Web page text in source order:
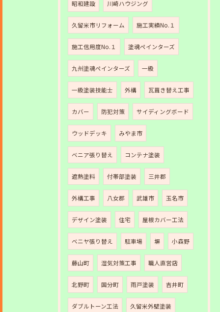
昭和建設 川崎ハウジング
久留米市リフォーム 施工実績No.１
施工信用度No.１ 塗魂ペインターズ
九州塗魂ペインターズ 一級
一級塗装技能士 外構 瓦葺き替え工事
カバー 防犯対策 サイディングボード
ウッドデッキ みやま市
ベニア張り替え コンテナ塗装
遮熱塗料 付帯部塗装 三井郡
外構工事 八女郡 武雄市 玉名市
デザイン塗装 住宅 屋根カバー工法
ベニヤ張り替え 駐車場 塀 小森野
藤山町 湿気対策工事 職人直営店
北野町 国分町 雨戸塗装 吉井町
ダブルトーン工法 久留米外壁塗装